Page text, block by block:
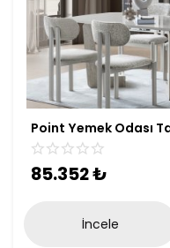
Point Yemek Odası
85.352₺
İncele